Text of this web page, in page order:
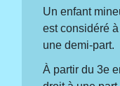
Un enfant
est considéré
une demi-part.
À partir du 3e